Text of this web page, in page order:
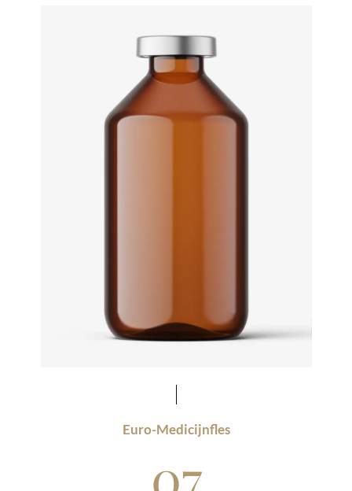
Euro-Medicijnfles
07